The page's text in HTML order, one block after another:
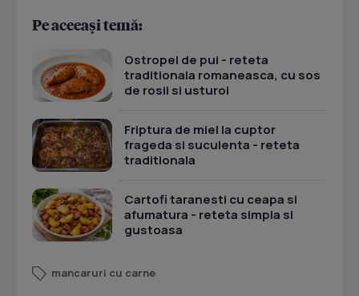
Pe aceeași temă:
Ostropel de pui - reteta
traditionala romaneasca, cu sos
de rosii si usturoi
Friptura de miel la cuptor
frageda si suculenta - reteta
traditionala
Cartofi taranesti cu ceapa si
afumatura - reteta simpla si
gustoasa
mancaruri cu carne